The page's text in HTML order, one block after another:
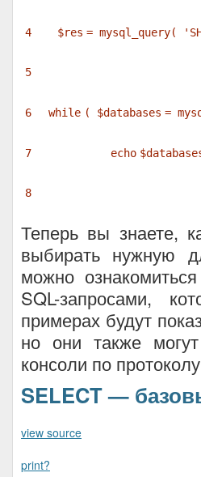
4 $res = mysql_query(
5
6 while ( $databases =
7 echo
8
Теперь вы знаете,
выбирать нужную
можно
SQL-запросами,
примерах будут
но они также
консоли по
SELECT —
view source
print?